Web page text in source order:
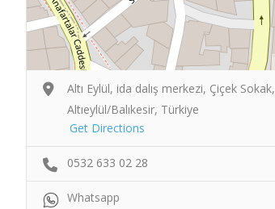
Altı Eylül, ida dalış merkezi, Çiçek Sokak,
Altıeylül/Balıkesir, Türkiye
Get Directions
0532 633 02 28
Whatsapp